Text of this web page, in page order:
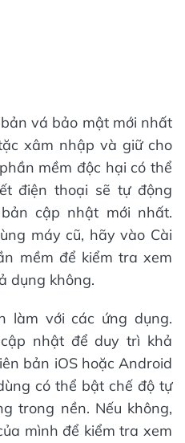
vá bảo mật mới nhất
xâm nhập và giữ cho
mềm độc hại có thể
điện thoại sẽ tự động
cập nhật mới nhất.
máy cũ, hãy vào Cài
mềm để kiểm tra xem
dụng không.
làm với các ứng dụng.
nhật để duy trì khả
bản iOS hoặc Android
có thể bật chế độ tự
trong nền. Nếu không,
mình để kiểm tra xem